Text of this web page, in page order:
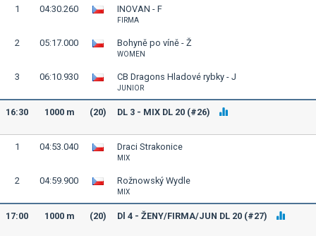
1 04:30.260 INOVAN - F
FIRMA
2 05:17.000 Bohyně po víně - Ž
WOMEN
3 06:10.930 CB Dragons Hladové rybky - J
JUNIOR
16:30 1000 m (20) DL 3 - MIX DL 20 (#26)
1 04:53.040 Draci Strakonice
MIX
2 04:59.900 Rožnowský Wydle
MIX
17:00 1000 m (20) Dl 4 - ŽENY/FIRMA/JUN DL 20 (#27)